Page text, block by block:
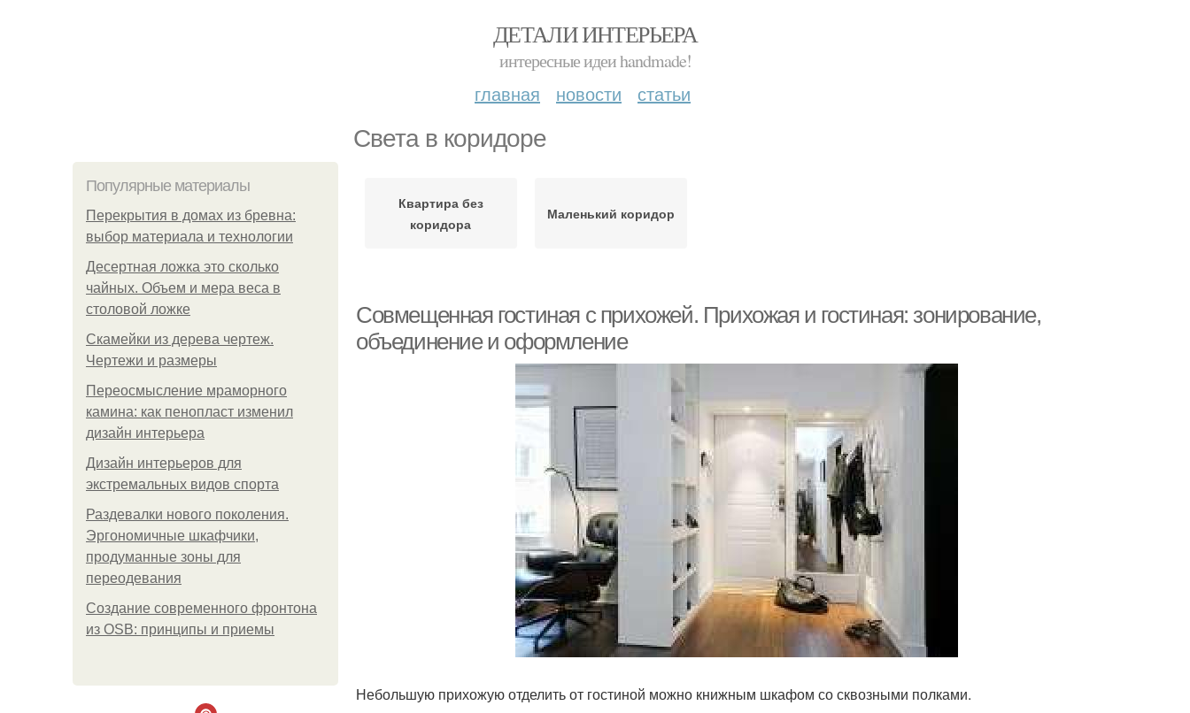
ДЕТАЛИ ИНТЕРЬЕРА
интересные идеи handmade!
главная новости статьи
Света в коридоре
Популярные материалы
Перекрытия в домах из бревна:
выбор материала и технологии
Десертная ложка это сколько
чайных. Объем и мера веса в
столовой ложке
Скамейки из дерева чертеж.
Чертежи и размеры
Переосмысление мраморного
камина: как пенопласт изменил
дизайн интерьера
Дизайн интерьеров для
экстремальных видов спорта
Раздевалки нового поколения.
Эргономичные шкафчики,
продуманные зоны для
переодевания
Создание современного фронтона
из OSB: принципы и приемы
Квартира без
коридора
Маленький коридор
Совмещенная гостиная с прихожей. Прихожая и гостиная: зонирование,
объединение и оформление
Небольшую прихожую отделить от гостиной можно книжным шкафом со сквозными полками.